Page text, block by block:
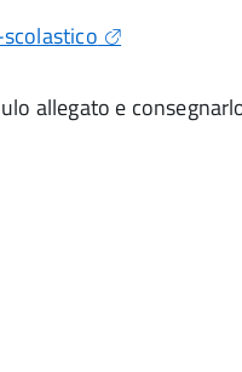
allegato e